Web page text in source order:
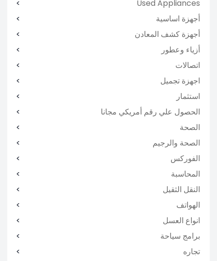
Used Appliances
أجهزة اساسية
أجهزة كشف المعادن
أزياء وعطور
اتصالات
اجهزة تجميل
استثمار
الحصول علي رقم أمريكي مجانا
الصحة
الصحة والرجيم
الفوركس
المحاسبة
النقل الثقيل
الهواتف
انواع العسل
برامج سياحة
تجاره